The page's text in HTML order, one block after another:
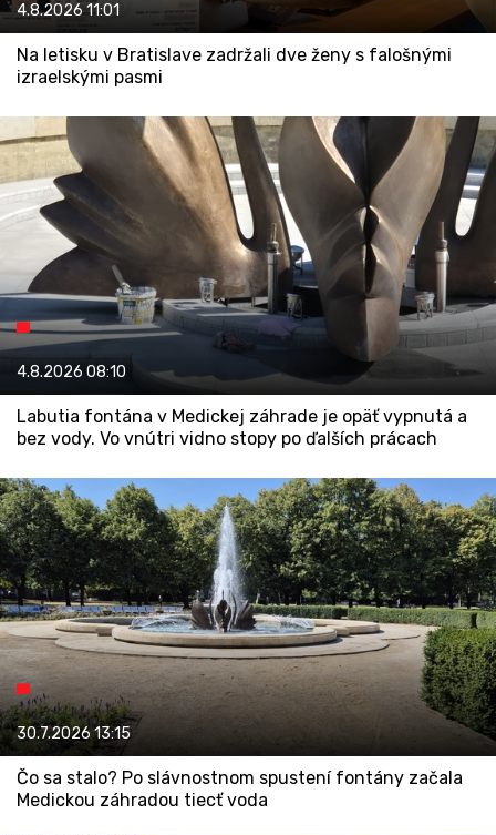
4.8.202611:01
Na letisku v Bratislave zadržali dve ženy s falošnými
izraelskými pasmi
4.8.2026 08:10
Labutia fontána v Medickej záhrade je opäť vypnutá a
bez vody. Vo vnútri vidno stopy po ďalších prácach
30.7.202613:15
Čo sa stalo? Po slávnostnom spustení fontány začala
Medickou záhradou tiecť voda